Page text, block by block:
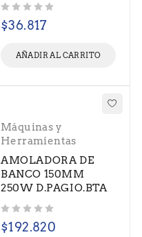
$36.817
AÑADIR AL CARRITO
Máquinas y
Herramientas
AMOLADORA DE
BANCO 150MM
250W D.PAGIO.BTA
$192.820